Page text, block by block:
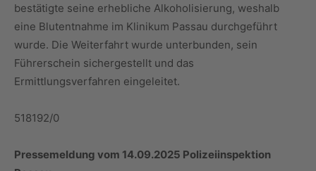
bestätigte seine erhebliche Alkoholisierung, weshalb
eine Blutentnahme im Klinikum Passau durchgeführt
wurde. Die Weiterfahrt wurde unterbunden, sein
Führerschein sichergestellt und das
Ermittlungsverfahren eingeleitet.
518192/0
Pressemeldung vom 14.09.2025 Polizeiinspektion